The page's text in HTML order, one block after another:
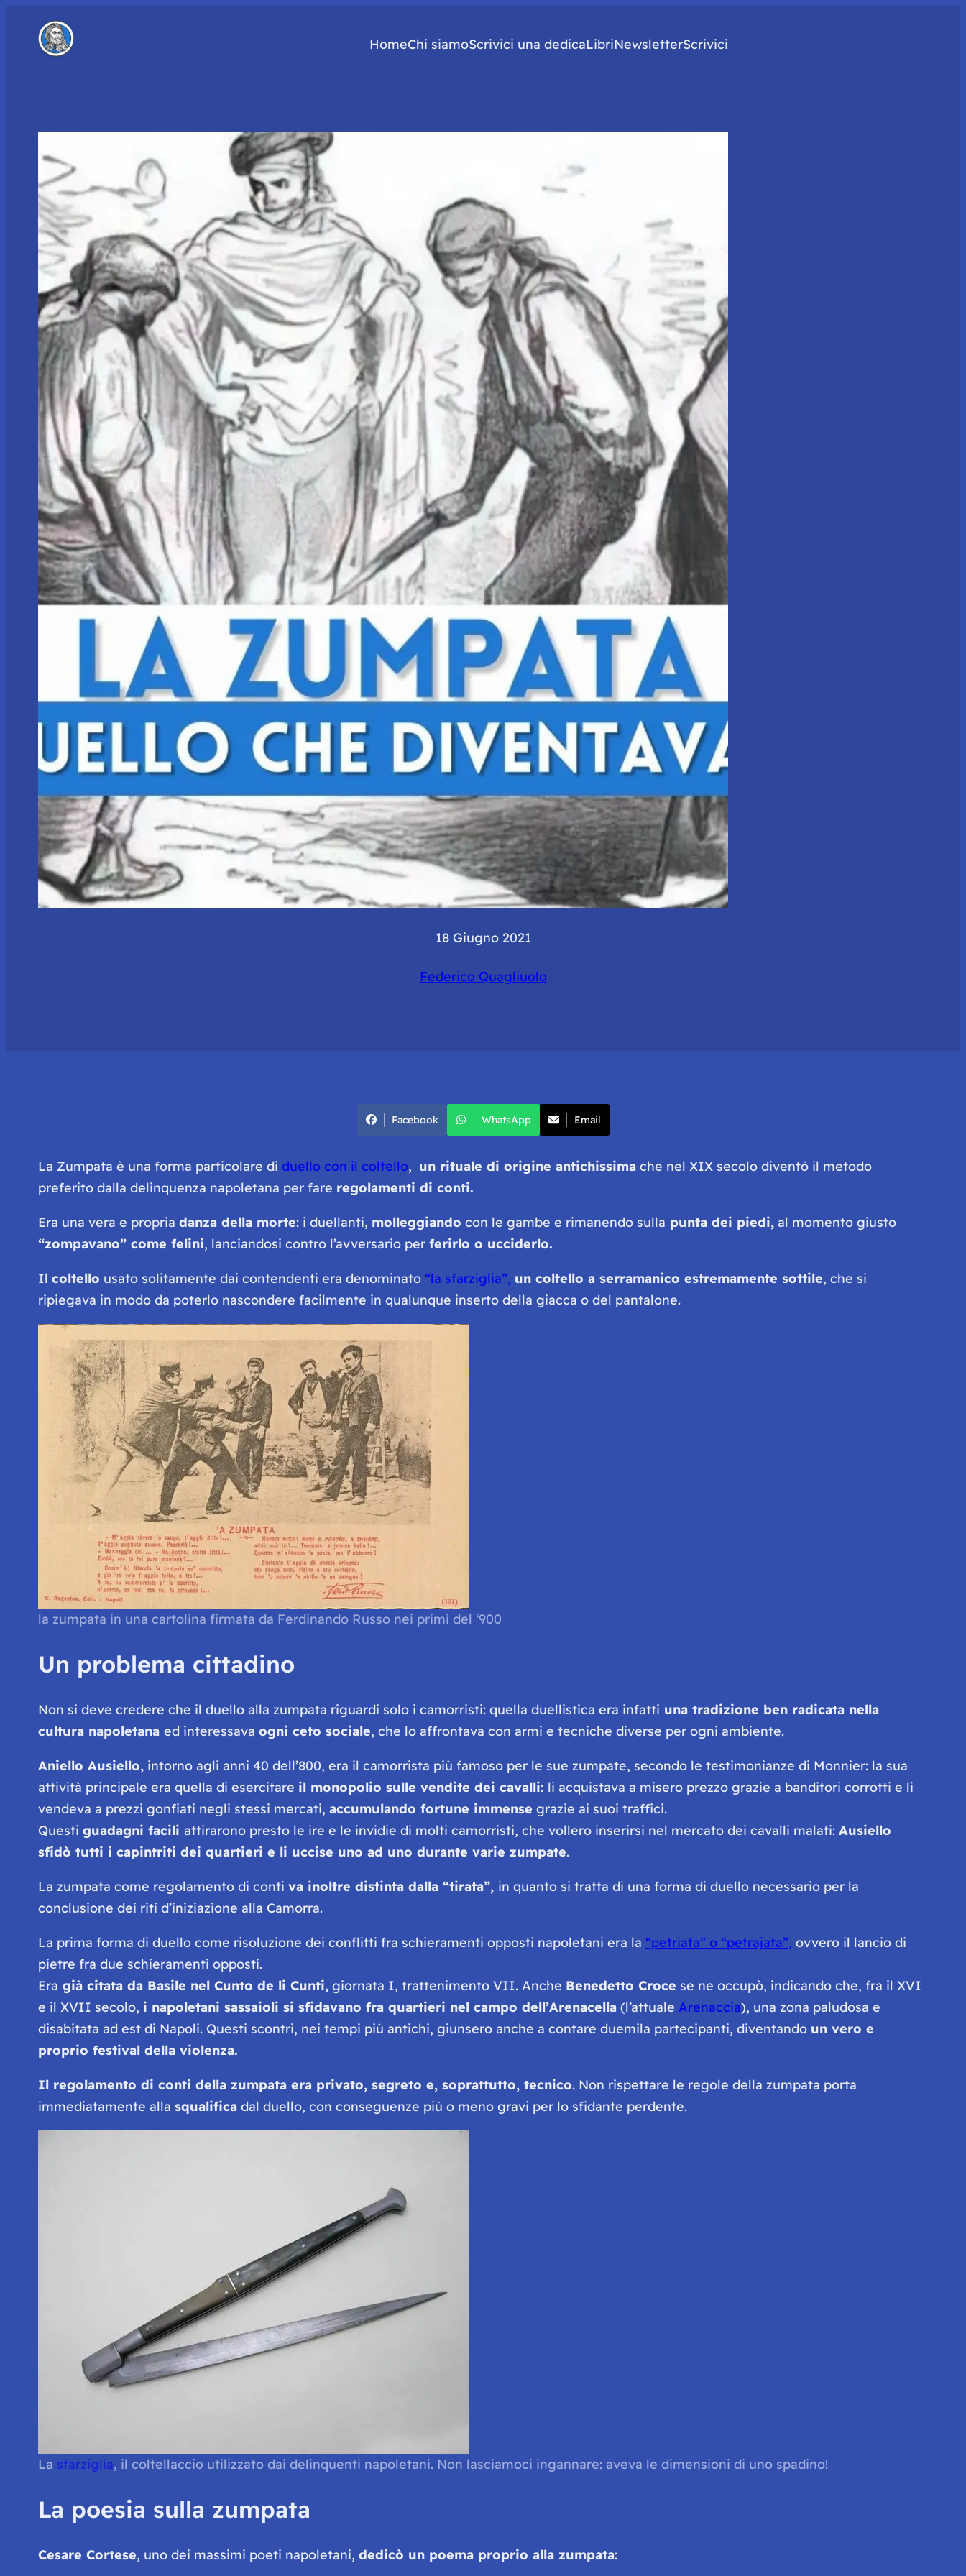
HomeChi siamoScrivici una dedicaLibriNewsletterScrivici
18 Giugno 2021
Federico Quagliuolo
Facebook WhatsApp Email
La Zumpata è una forma particolare di duello con il coltello, un rituale di origine antichissimache nel XIX secolo diventò il metodo
preferito dalla delinquenza napoletana per fare regolamenti di conti.
Era una vera e propria danza della morte: i duellanti, molleggiando con le gambe e rimanendo sulla punta dei piedi,al momento giusto
“zompavano” come felini, lanciandosi contro l’avversario per ferirlo o ucciderlo.
Il coltello usato solitamente dai contendenti era denominato “la sfarziglia”, un coltello a serramanico estremamente sottile, che si
ripiegava in modo da poterlo nascondere facilmente in qualunque inserto della giacca o del pantalone.
la zumpata in una cartolina firmata da Ferdinando Russo nei primi del ‘900
Un problema cittadino
Non si deve credere che il duello alla zumpata riguardi solo i camorristi: quella duellistica era infatti una tradizione ben radicata nella
cultura napoletana ed interessava ogni ceto sociale, che lo affrontava con armi e tecniche diverse per ogni ambiente.
Aniello Ausiello,intorno agli anni 40 dell’800, era il camorrista più famoso per le sue zumpate, secondo le testimonianze di Monnier: la sua
attività principale era quella di esercitare il monopolio sulle vendite dei cavalli: li acquistava a misero prezzo grazie a banditori corrotti e li
vendeva a prezzi gonfiati negli stessi mercati, accumulando fortune immense grazie ai suoi traffici.
Questi guadagni facili attirarono presto le ire e le invidie di molti camorristi, che vollero inserirsi nel mercato dei cavalli malati: Ausiello
sfidò tutti i capintriti dei quartieri e li uccise uno ad uno durante varie zumpate.
La zumpata come regolamento di conti va inoltre distinta dalla “tirata”, in quanto si tratta di una forma di duello necessario per la
conclusione dei riti d’iniziazione alla Camorra.
La prima forma di duello come risoluzione dei conflitti fra schieramenti opposti napoletani era la “petriata” o “petrajata”, ovvero il lancio di
pietre fra due schieramenti opposti.
Era già citata da Basile nel Cunto de li Cunti,giornata I, trattenimento VII. Anche Benedetto Croce se ne occupò, indicando che, fra il XVI
e il XVII secolo, i napoletani sassaioli si sfidavano fra quartieri nel campo dell’Arenacella(l’attuale Arenaccia), una zona paludosa e
disabitata ad est di Napoli. Questi scontri, nei tempi più antichi, giunsero anche a contare duemila partecipanti, diventando un vero e
proprio festival della violenza.
Il regolamento di conti della zumpata era privato, segreto e, soprattutto, tecnico. Non rispettare le regole della zumpata porta
immediatamente alla squalificadal duello, con conseguenze più o meno gravi per lo sfidante perdente.
La sfarziglia, il coltellaccio utilizzato dai delinquenti napoletani. Non lasciamoci ingannare: aveva le dimensioni di uno spadino!
La poesia sulla zumpata
Cesare Cortese, uno dei massimi poeti napoletani, dedicò un poema proprio alla zumpata: